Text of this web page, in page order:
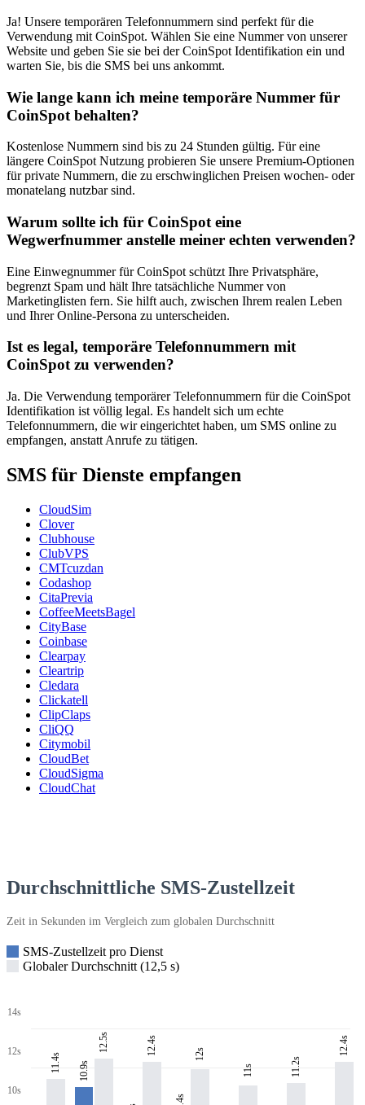
Ja! Unsere temporären Telefonnummern sind perfekt für die
Verwendung mit CoinSpot. Wählen Sie eine Nummer von unserer
Website und geben Sie sie bei der CoinSpot Identifikation ein und
warten Sie, bis die SMS bei uns ankommt.
Wie lange kann ich meine temporäre Nummer für
CoinSpot behalten?
Kostenlose Nummern sind bis zu 24 Stunden gültig. Für eine
längere CoinSpot Nutzung probieren Sie unsere Premium-Optionen
für private Nummern, die zu erschwinglichen Preisen wochen- oder
monatelang nutzbar sind.
Warum sollte ich für CoinSpot eine
Wegwerfnummer anstelle meiner echten verwenden?
Eine Einwegnummer für CoinSpot schützt Ihre Privatsphäre,
begrenzt Spam und hält Ihre tatsächliche Nummer von
Marketinglisten fern. Sie hilft auch, zwischen Ihrem realen Leben
und Ihrer Online-Persona zu unterscheiden.
Ist es legal, temporäre Telefonnummern mit
CoinSpot zu verwenden?
Ja. Die Verwendung temporärer Telefonnummern für die CoinSpot
Identifikation ist völlig legal. Es handelt sich um echte
Telefonnummern, die wir eingerichtet haben, um SMS online zu
empfangen, anstatt Anrufe zu tätigen.
SMS für Dienste empfangen
CloudSim
Clover
Clubhouse
ClubVPS
CMTcuzdan
Codashop
CitaPrevia
CoffeeMeetsBagel
CityBase
Coinbase
Clearpay
Cleartrip
Cledara
Clickatell
ClipClaps
CliQQ
Citymobil
CloudBet
CloudSigma
CloudChat
Durchschnittliche SMS-Zustellzeit
Zeit in Sekunden im Vergleich zum globalen Durchschnitt
SMS-Zustellzeit pro Dienst
Globaler Durchschnitt (12,5 s)
14s
12s
10s
11.4s 10.9s
12.5s 12.4s
9.4s
12s
11s 11.2s
12.4s